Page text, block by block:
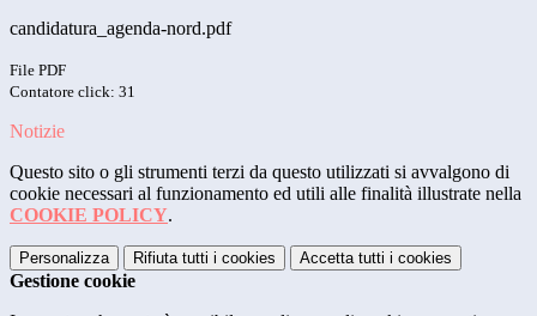
candidatura_agenda-nord.pdf
File PDF
Contatore click: 31
Notizie
Questo sito o gli strumenti terzi da questo utilizzati si avvalgono di
cookie necessari al funzionamento ed utili alle finalità illustrate nella
COOKIE POLICY.
Personalizza Rifiuta tutti i cookies Accetta tutti i cookies
Gestione cookie